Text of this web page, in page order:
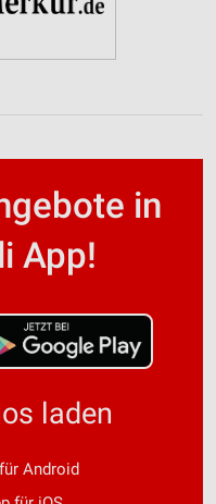
in
App!
laden
Android